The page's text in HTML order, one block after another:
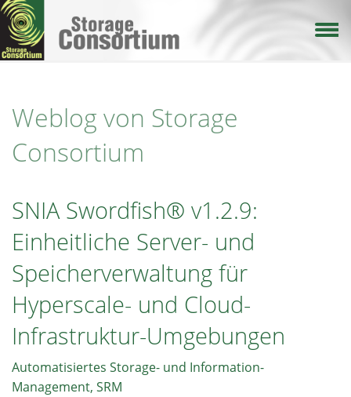
Direkt
zum
Inhalt
Weblog von Storage
Consortium
SNIA Swordfish® v1.2.9:
Einheitliche Server- und
Speicherverwaltung für
Hyperscale- und Cloud-
Infrastruktur-Umgebungen
Automatisiertes Storage- und Information-
Management, SRM